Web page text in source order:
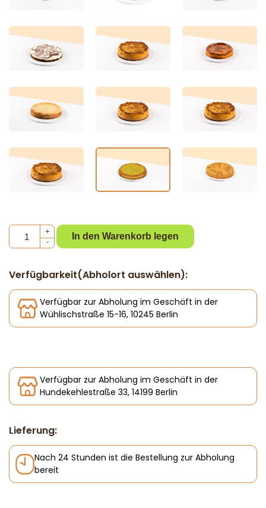
-
+ In den Warenkorb legen
Verfügbarkeit(Abholort auswählen):
Verfügbar zur Abholung im Geschäft in der
Wühlischstraße 15-16, 10245 Berlin
Verfügbar zur Abholung im Geschäft in der
Hundekehlestraße 33, 14199 Berlin
Lieferung:
Nach 24 Stunden ist die Bestellung zur Abholung
bereit